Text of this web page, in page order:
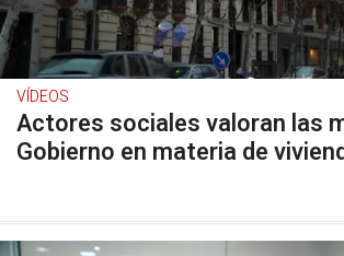
VÍDEOS
Actores sociales valoran las
Gobierno en materia de